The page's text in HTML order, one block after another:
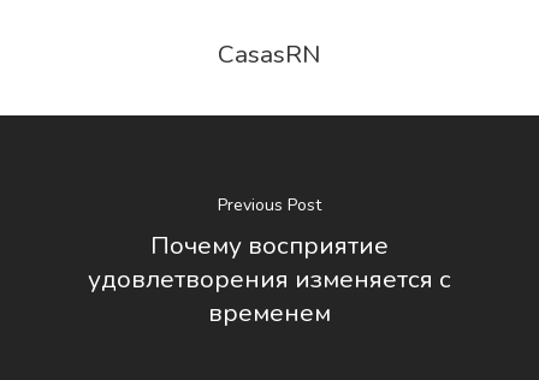
CasasRN
Previous Post
Почему восприятие
удовлетворения изменяется с
временем